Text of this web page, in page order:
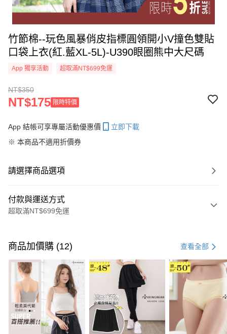
竹節棉--玩色風暴俏皮指標圓領開小V撞色雙貼
口袋上衣(紅.藍XL-5L)-U390眼圈熊中大尺碼
App 獨享活動 超取滿NT$699免運
NT$350
NT$175 限時特價
App 結帳可享專屬活動優惠價
立即下載
※ 本商品不適用折價券
請選擇商品選項
付款與運送方式
超取滿NT$699免運
信用卡一次付款
超商取貨付款
LINE Pay
Apple Pay
街口支付
商品加價購 (12) 查看全部